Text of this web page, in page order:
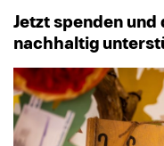
Jetzt spenden
nachhaltig